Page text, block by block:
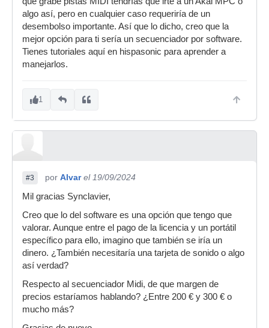
algo así, pero en cualquier caso requeriría de un
desembolso importante. Así que lo dicho, creo que la
mejor opción para ti sería un secuenciador por software.
Tienes tutoriales aquí en hispasonic para aprender a
manejarlos.
1
#3 por Alvar el 19/09/2024
Mil gracias Synclavier,
Creo que lo del software es una opción que tengo que
valorar. Aunque entre el pago de la licencia y un portátil
específico para ello, imagino que también se iría un
dinero. ¿También necesitaría una tarjeta de sonido o algo
así verdad?
Respecto al secuenciador Midi, de que margen de
precios estaríamos hablando? ¿Entre 200 € y 300 € o
mucho más?